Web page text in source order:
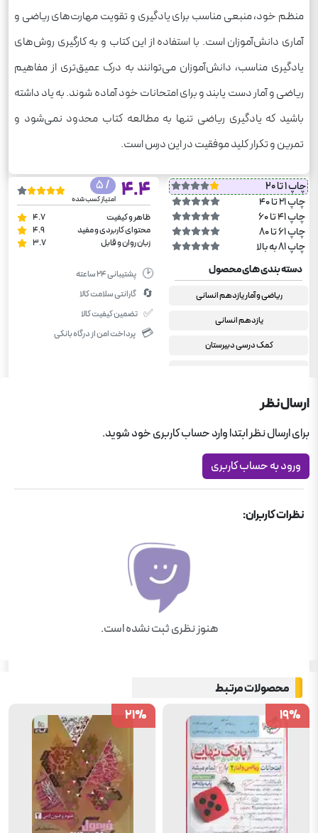
منظم خود، منبعی مناسب برای یادگیری و تقویت مهارت‌های ریاضی و
آماری دانش‌آموزان است. با استفاده از این کتاب و به کارگیری روش‌های
یادگیری مناسب، دانش‌آموزان می‌توانند به درک عمیق‌تری از مفاهیم
ریاضی و آمار دست یابند و برای امتحانات خود آماده شوند. به یاد داشته
باشید که یادگیری ریاضی تنها به مطالعه کتاب محدود نمی‌شود و
تمرین و تکرار کلید موفقیت در این درس است.
چاپ 1 تا 20
چاپ 21 تا 40
چاپ 41 تا 60
چاپ 61 تا 80
چاپ 81 به بالا
4.4
/ 5
امتیاز کسب شده
ظاهر و کیفیت
4.7
محتوای کاربردی و مفید
4.9
زبان روان و قابل
3.7
دسته بندی های محصول
ریاضی و آمار یازدهم انسانی
یازدهم انسانی
کمک درسی دبیرستان
کمک درسی دبیرستان
🕑 پشتیبانی ۲۴ ساعته
🔄 گارانتی سلامت کالا
✅ تضمین کیفیت کالا
💳 پرداخت امن از درگاه بانکی
ارسال نظر
برای ارسال نظر ابتدا وارد حساب کاربری خود شوید.
ورود به حساب کاربری
نظرات کاربران:
هنوز نظری ثبت نشده است.
محصولات مرتبط
19%
19%
21%
21%